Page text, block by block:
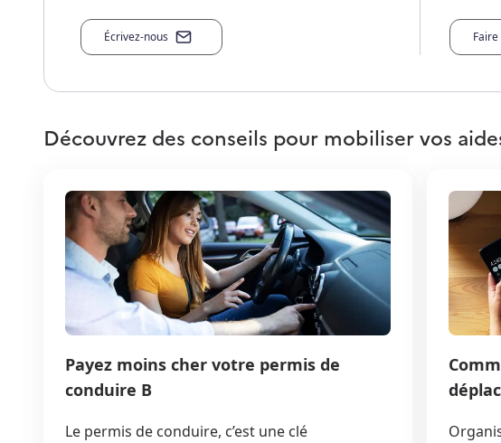
Écrivez-nous
Découvrez des conseils pour mobiliser vos
Payez moins cher votre permis de
conduire B
Le permis de conduire, c’est une clé